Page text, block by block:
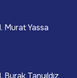
Yassa
Tanyıldız